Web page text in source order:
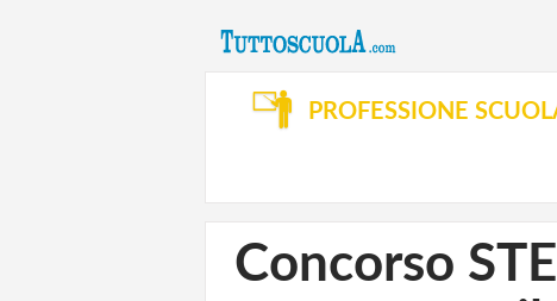
PROFESSIONE
Concorso